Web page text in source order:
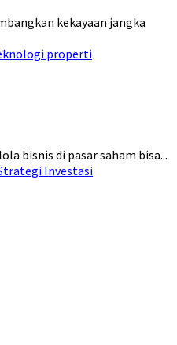
kekayaan jangka
properti
bisnis di pasar saham bisa...
Investasi